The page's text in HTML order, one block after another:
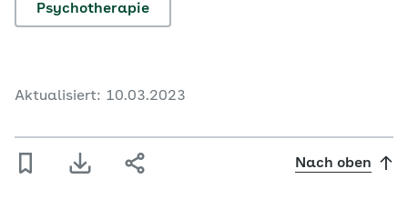
Psychotherapie
Aktualisiert: 10.03.2023
Nach oben